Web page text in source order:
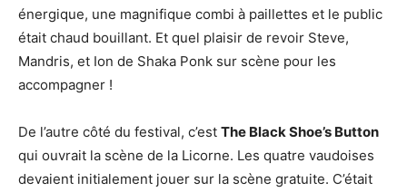
énergique, une magnifique combi à paillettes et le public
était chaud bouillant. Et quel plaisir de revoir Steve,
Mandris, et Ion de Shaka Ponk sur scène pour les
accompagner !
De l’autre côté du festival, c’est The Black Shoe’s Button
qui ouvrait la scène de la Licorne. Les quatre vaudoises
devaient initialement jouer sur la scène gratuite. C’était